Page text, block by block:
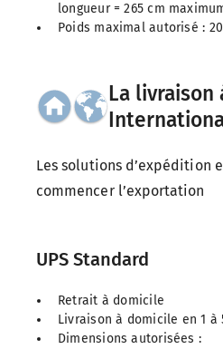
longueur = 265 cm
Poids maximal autorisé :
La livraison
Les solutions d’expédition
commencer l’exportation
UPS Standard
Retrait à domicile
Livraison à domicile en 1 à
Dimensions autorisées :